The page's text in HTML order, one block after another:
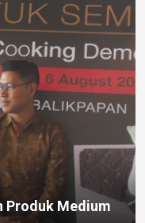
Produk Medium